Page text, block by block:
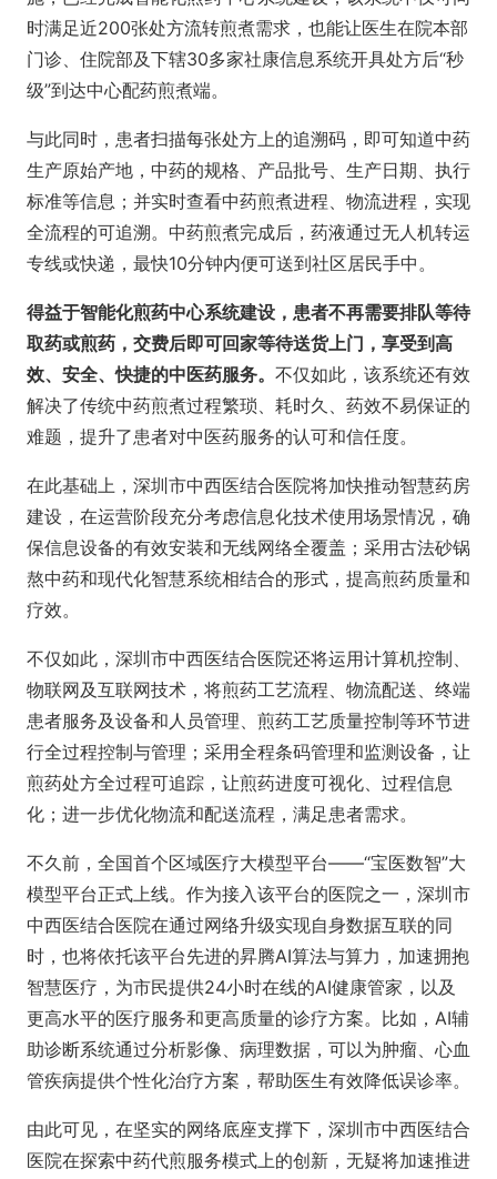
时满足近200张处方流转煎煮需求，也能让医生在院本部
门诊、住院部及下辖30多家社康信息系统开具处方后“秒
级”到达中心配药煎煮端。
与此同时，患者扫描每张处方上的追溯码，即可知道中药
生产原始产地，中药的规格、产品批号、生产日期、执行
标准等信息；并实时查看中药煎煮进程、物流进程，实现
全流程的可追溯。中药煎煮完成后，药液通过无人机转运
专线或快递，最快10分钟内便可送到社区居民手中。
得益于智能化煎药中心系统建设，患者不再需要排队等待
取药或煎药，交费后即可回家等待送货上门，享受到高
效、安全、快捷的中医药服务。 不仅如此，该系统还有效
解决了传统中药煎煮过程繁琐、耗时久、药效不易保证的
难题，提升了患者对中医药服务的认可和信任度。
在此基础上，深圳市中西医结合医院将加快推动智慧药房
建设，在运营阶段充分考虑信息化技术使用场景情况，确
保信息设备的有效安装和无线网络全覆盖；采用古法砂锅
熬中药和现代化智慧系统相结合的形式，提高煎药质量和
疗效。
不仅如此，深圳市中西医结合医院还将运用计算机控制、
物联网及互联网技术，将煎药工艺流程、物流配送、终端
患者服务及设备和人员管理、煎药工艺质量控制等环节进
行全过程控制与管理；采用全程条码管理和监测设备，让
煎药处方全过程可追踪，让煎药进度可视化、过程信息
化；进一步优化物流和配送流程，满足患者需求。
不久前，全国首个区域医疗大模型平台——“宝医数智”大
模型平台正式上线。作为接入该平台的医院之一，深圳市
中西医结合医院在通过网络升级实现自身数据互联的同
时，也将依托该平台先进的昇腾AI算法与算力，加速拥抱
智慧医疗，为市民提供24小时在线的AI健康管家，以及
更高水平的医疗服务和更高质量的诊疗方案。比如，AI辅
助诊断系统通过分析影像、病理数据，可以为肿瘤、心血
管疾病提供个性化治疗方案，帮助医生有效降低误诊率。
由此可见，在坚实的网络底座支撑下，深圳市中西医结合
医院在探索中药代煎服务模式上的创新，无疑将加速推进